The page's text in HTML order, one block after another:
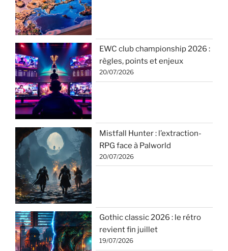
EWC club championship 2026 :
règles, points et enjeux
20/07/2026
Mistfall Hunter : l’extraction-
RPG face à Palworld
20/07/2026
Gothic classic 2026 : le rétro
revient fin juillet
19/07/2026